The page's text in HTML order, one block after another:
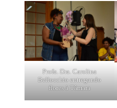
Profa. Dra. Carolina
Bellocchio entregando
flores à Tâmara